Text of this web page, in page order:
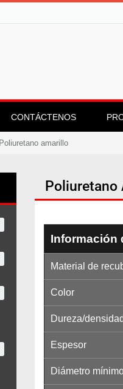
CONTÁCTENOS
Poliuretano amarillo
Poliuretano
Información
Material de
Color
Dureza/densidad
Espesor
Diámetro